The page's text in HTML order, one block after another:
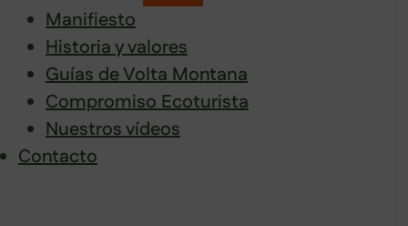
Manifiesto
Historia y valores
Guías de Volta Montana
Compromiso Ecoturista
Nuestros vídeos
Contacto